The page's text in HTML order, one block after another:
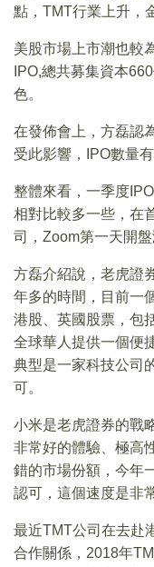
點，TMT行業上升，
美股市場上市潮也較
IPO,總共募集資本
色。
在發佈會上，方磊認
受此影響，IPO數量有
整體來看，一季度
相對比較多一些，在
司，Zoom第一天開
方磊介紹說，老虎證
年多的時間，目前一
港股、英國股票，包
全球華人提供一個便
典型是一家科技公司
可。
小米是老虎證券的戰
非常好的體驗、極高
錯的市場份額，今年
認可，這個速度是非
最近TMT公司在去赴
合作關係，2018年